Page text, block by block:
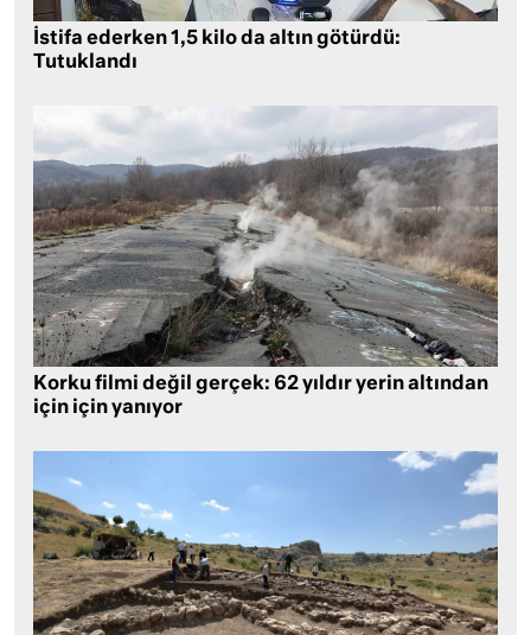
İstifa ederken 1,5 kilo da altın götürdü:
Tutuklandı
Korku filmi değil gerçek: 62 yıldır yerin altından
için için yanıyor